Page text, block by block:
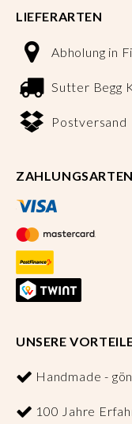
LIEFERARTEN
Abholung in
Sutter Begg
Postversand
ZAHLUNGSARTEN
UNSERE
Handmade -
100 Jahre